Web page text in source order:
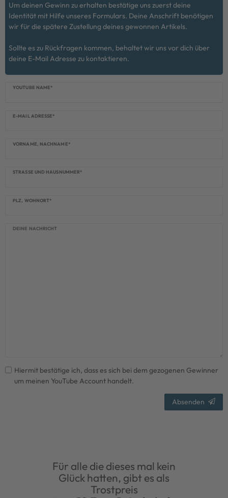
Um deinen Gewinn zu erhalten bestätige uns zuerst deine
Identität mit Hilfe unseres Formulars. Deine Anschrift benötigen
wir für die spätere Zustellung deines gewonnen Artikels.
Sollte es zu Rückfragen kommen, behaltet wir uns vor dich über
deine E-Mail Adresse zu kontaktieren.
YOUTUBE NAME*
E-MAIL ADRESSE*
VORNAME, NACHNAME*
STRASSE UND HAUSNUMMER*
PLZ, WOHNORT*
DEINE NACHRICHT
Hiermit bestätige ich, dass es sich bei dem gezogenen Gewinner
um meinen YouTube Account handelt.
Absenden
Für alle die dieses mal kein
Glück hatten, gibt es als
Trostpreis